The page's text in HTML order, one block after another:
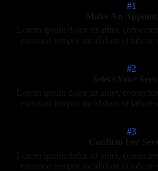
#1
Make An
Lorem ipsum dolor sit amet,
eiusmod tempor incididunt ut labore
#2
Select Your
Lorem ipsum dolor sit amet,
eiusmod tempor incididunt ut labore
#3
Confirm For
Lorem ipsum dolor sit amet,
eiusmod tempor incididunt ut labore